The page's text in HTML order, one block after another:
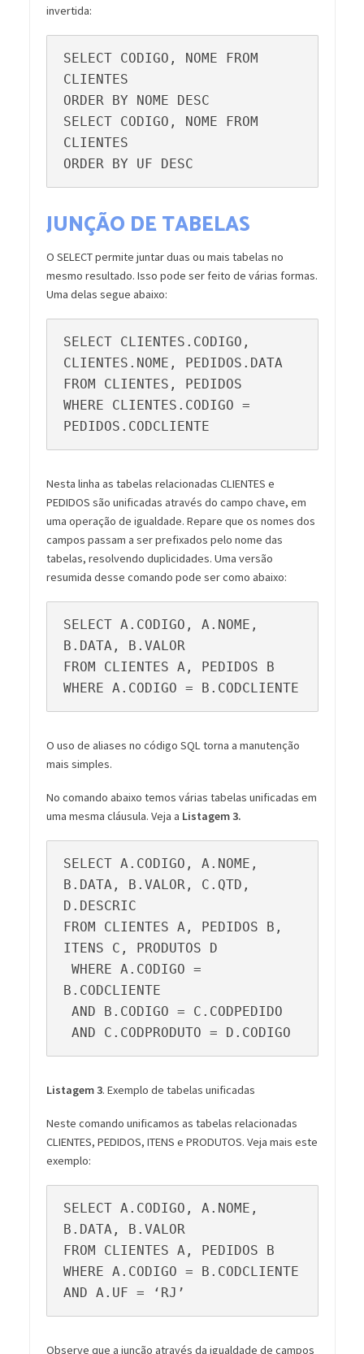
invertida:
SELECT CODIGO, NOME FROM
CLIENTES
ORDER BY NOME DESC
SELECT CODIGO, NOME FROM
CLIENTES
ORDER BY UF DESC
JUNÇÃO DE TABELAS
O SELECT permite juntar duas ou mais tabelas no
mesmo resultado. Isso pode ser feito de várias formas.
Uma delas segue abaixo:
SELECT CLIENTES.CODIGO,
CLIENTES.NOME, PEDIDOS.DATA
FROM CLIENTES, PEDIDOS
WHERE CLIENTES.CODIGO =
PEDIDOS.CODCLIENTE
Nesta linha as tabelas relacionadas CLIENTES e
PEDIDOS são unificadas através do campo chave, em
uma operação de igualdade. Repare que os nomes dos
campos passam a ser prefixados pelo nome das
tabelas, resolvendo duplicidades. Uma versão
resumida desse comando pode ser como abaixo:
SELECT A.CODIGO, A.NOME,
B.DATA, B.VALOR
FROM CLIENTES A, PEDIDOS B
WHERE A.CODIGO = B.CODCLIENTE
O uso de aliases no código SQL torna a manutenção
mais simples.
No comando abaixo temos várias tabelas unificadas em
uma mesma cláusula. Veja a Listagem 3.
SELECT A.CODIGO, A.NOME,
B.DATA, B.VALOR, C.QTD,
D.DESCRIC
FROM CLIENTES A, PEDIDOS B,
ITENS C, PRODUTOS D
B.CODCLIENTE
AND C.CODPRODUTO = D.CODIGO
Listagem 3. Exemplo de tabelas unificadas
Neste comando unificamos as tabelas relacionadas
CLIENTES, PEDIDOS, ITENS e PRODUTOS. Veja mais este
exemplo:
SELECT A.CODIGO, A.NOME,
B.DATA, B.VALOR
FROM CLIENTES A, PEDIDOS B
WHERE A.CODIGO = B.CODCLIENTE
AND A.UF = ‘RJ’
Observe que a junção através da igualdade de campos